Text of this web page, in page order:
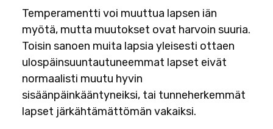
Temperamentti voi muuttua lapsen iän
myötä, mutta muutokset ovat harvoin suuria.
Toisin sanoen muita lapsia yleisesti ottaen
ulospäinsuuntautuneemmat lapset eivät
normaalisti muutu hyvin
sisäänpäinkääntyneiksi, tai tunneherkemmät
lapset järkähtämättömän vakaiksi.